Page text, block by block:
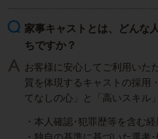
家事キャストとは、どんな
ちですか？
お客様に安心してご利用いた
質を体現するキャストの採用
てなしの心」と「高いスキル
・本人確認･犯罪歴等を含む